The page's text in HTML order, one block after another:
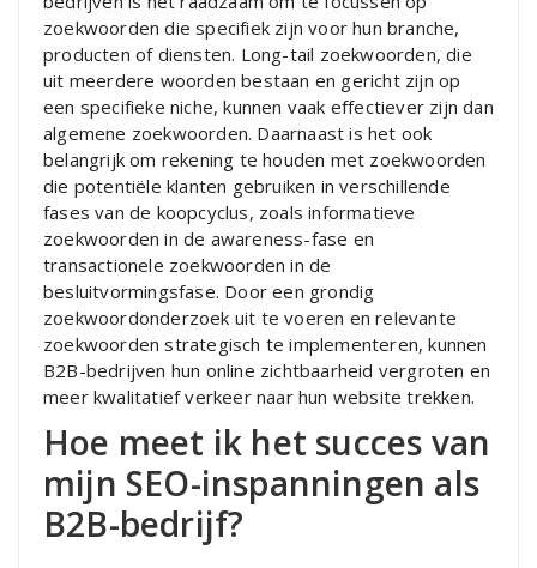
zoekwoorden die specifiek zijn voor hun branche,
producten of diensten. Long-tail zoekwoorden, die
uit meerdere woorden bestaan en gericht zijn op
een specifieke niche, kunnen vaak effectiever zijn dan
algemene zoekwoorden. Daarnaast is het ook
belangrijk om rekening te houden met zoekwoorden
die potentiële klanten gebruiken in verschillende
fases van de koopcyclus, zoals informatieve
zoekwoorden in de awareness-fase en
transactionele zoekwoorden in de
besluitvormingsfase. Door een grondig
zoekwoordonderzoek uit te voeren en relevante
zoekwoorden strategisch te implementeren, kunnen
B2B-bedrijven hun online zichtbaarheid vergroten en
meer kwalitatief verkeer naar hun website trekken.
Hoe meet ik het succes van
mijn SEO-inspanningen als
B2B-bedrijf?